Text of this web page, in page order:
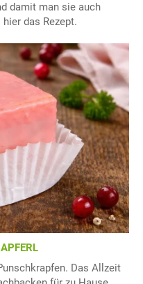
damit man sie auch
das Rezept.
Das Allzeit